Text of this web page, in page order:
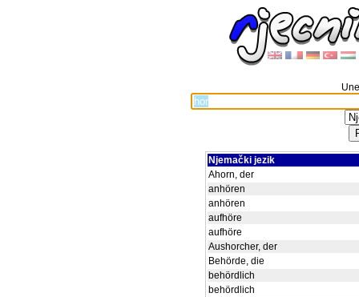
Njemački jezik
Ahorn, der
anhören
anhören
aufhöre
aufhöre
Aushorcher, der
Behörde, die
behördlich
behördlich